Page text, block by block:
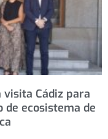
visita Cádiz para
ecosistema de